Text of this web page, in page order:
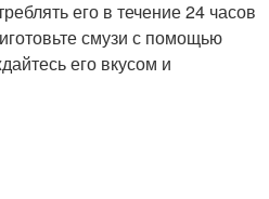
его в течение 24 часов
смузи с помощью
его вкусом и